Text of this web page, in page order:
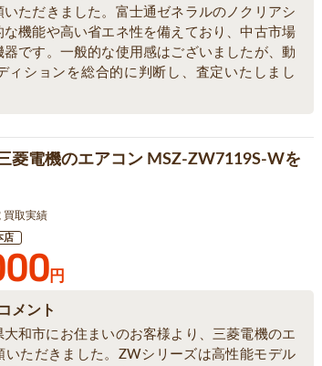
ただきました。富士通ゼネラルのノクリアシ
な機能や高い省エネ性を備えており、中古市場
です。一般的な使用感はございましたが、動
ィションを総合的に判断し、査定いたしまし
菱電機のエアコン MSZ-ZW7119S-Wを
買取実績
店
円
メント
和市にお住まいのお客様より、三菱電機のエ
いただきました。ZWシリーズは高性能モデル